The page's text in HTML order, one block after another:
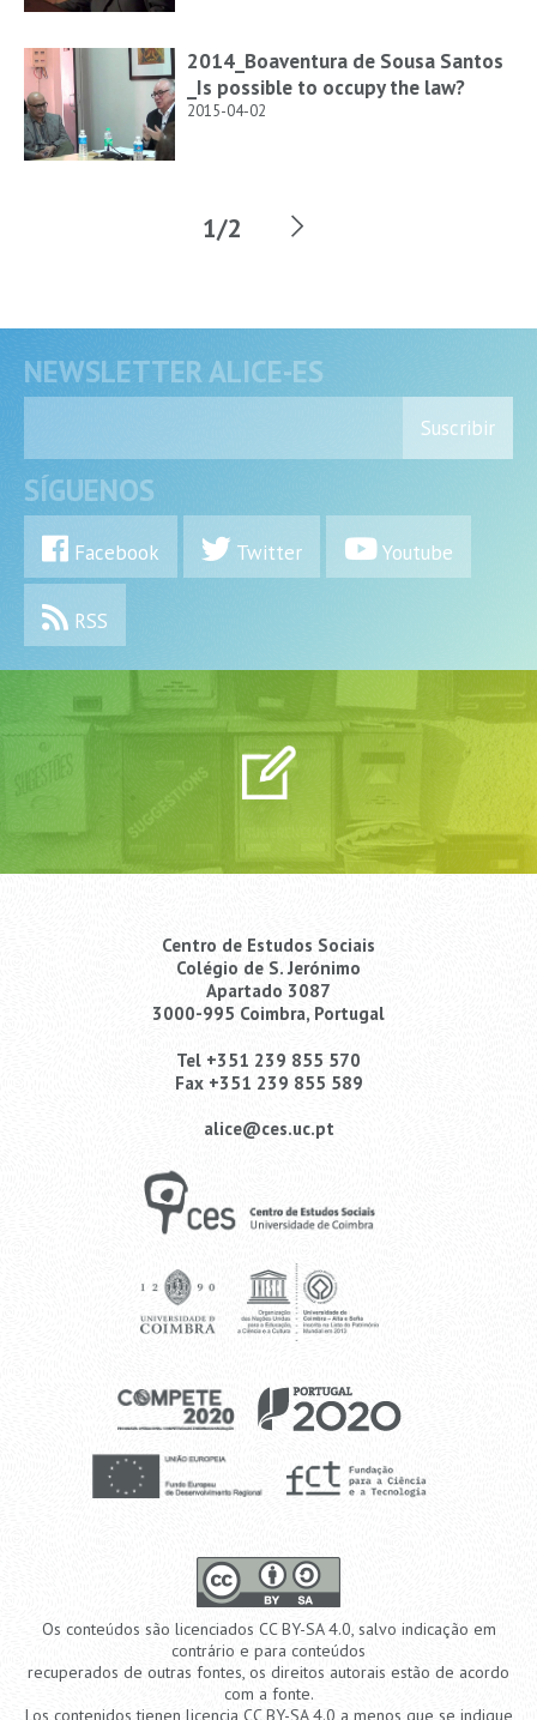
2014_Boaventura de Sousa Santos
_Is possible to occupy the law?
2015-04-02
1/2
NEWSLETTER ALICE-ES
Suscribir
SÍGUENOS
Facebook Twitter Youtube
RSS
Centro de Estudos Sociais
Colégio de S. Jerónimo
Apartado 3087
3000-995 Coimbra, Portugal
Tel +351 239 855 570
Fax +351 239 855 589
alice@ces.uc.pt
Os conteúdos são licenciados CC BY-SA 4.0, salvo indicação em
contrário e para conteúdos
recuperados de outras fontes, os direitos autorais estão de acordo
com a fonte.
Los contenidos tienen licencia CC BY-SA 4.0 a menos que se indique